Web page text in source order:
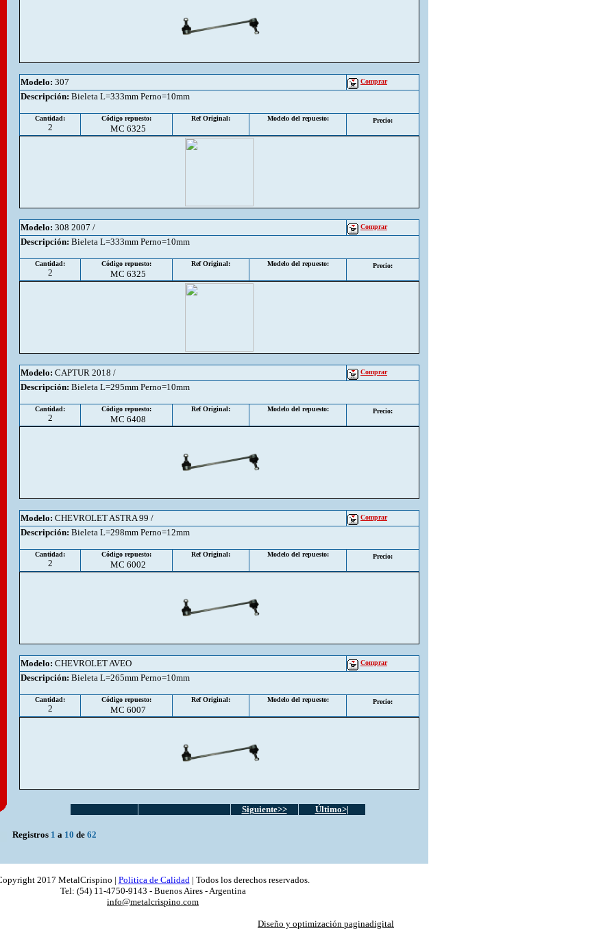
Modelo: 307 Comprar
Descripción: Bieleta L=333mm Perno=10mm
Cantidad:
2
Código repuesto:
MC 6325
Ref Original: Modelo del repuesto: Precio:
Modelo: 308 2007 / Comprar
Descripción: Bieleta L=333mm Perno=10mm
Cantidad:
2
Código repuesto:
MC 6325
Ref Original: Modelo del repuesto: Precio:
Modelo: CAPTUR 2018 / Comprar
Descripción: Bieleta L=295mm Perno=10mm
Cantidad:
2
Código repuesto:
MC 6408
Ref Original: Modelo del repuesto: Precio:
Modelo: CHEVROLET ASTRA 99 / Comprar
Descripción: Bieleta L=298mm Perno=12mm
Cantidad:
2
Código repuesto:
MC 6002
Ref Original: Modelo del repuesto: Precio:
Modelo: CHEVROLET AVEO Comprar
Descripción: Bieleta L=265mm Perno=10mm
Cantidad:
2
Código repuesto:
MC 6007
Ref Original: Modelo del repuesto: Precio:
Siguiente>> Último>|
Registros 1 a 10 de 62
2017 MetalCrispino | Politica de Calidad| Todos los derechos reservados.
Tel: (54) 11-4750-9143 - Buenos Aires - Argentina
info@metalcrispino.com
Diseño y optimización paginadigital